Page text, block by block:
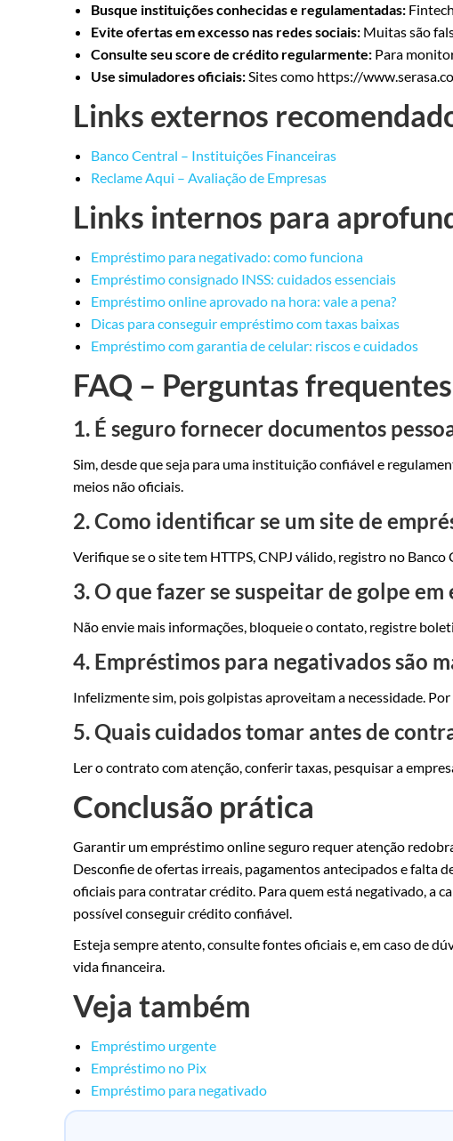
Busque instituições conhecidas e regulamentadas:
Evite ofertas em excesso nas redes sociais: Muitas são
Consulte seu score de crédito regularmente: Para
Use simuladores oficiais:Sites como https://
Links externos
Banco Central – Instituições Financeiras
Reclame Aqui – Avaliação de Empresas
Links internos para
Empréstimo para negativado: como funciona
Empréstimo consignado INSS: cuidados essenciais
Empréstimo online aprovado na hora: vale a pena?
Dicas para conseguir empréstimo com taxas baixas
Empréstimo com garantia de celular: riscos e cuidados
FAQ – Perguntas
1. É seguro fornecer documentos
Sim, desde que seja para uma instituição confiável e
meios não oficiais.
2. Como identificar se um site de
Verifique se o site tem HTTPS, CNPJ válido, registro no
3. O que fazer se suspeitar de golpe
Não envie mais informações, bloqueie o contato, registre
4. Empréstimos para negativados são
Infelizmente sim, pois golpistas aproveitam a necessidade.
5. Quais cuidados tomar antes de
Ler o contrato com atenção, conferir taxas, pesquisar a
Conclusão prática
Garantir um empréstimo online seguro requer atenção
Desconfie de ofertas irreais, pagamentos antecipados e falta
oficiais para contratar crédito. Para quem está negativado, a
possível conseguir crédito confiável.
Esteja sempre atento, consulte fontes oficiais e, em caso de
vida financeira.
Veja também
Empréstimo urgente
Empréstimo no Pix
Empréstimo para negativado